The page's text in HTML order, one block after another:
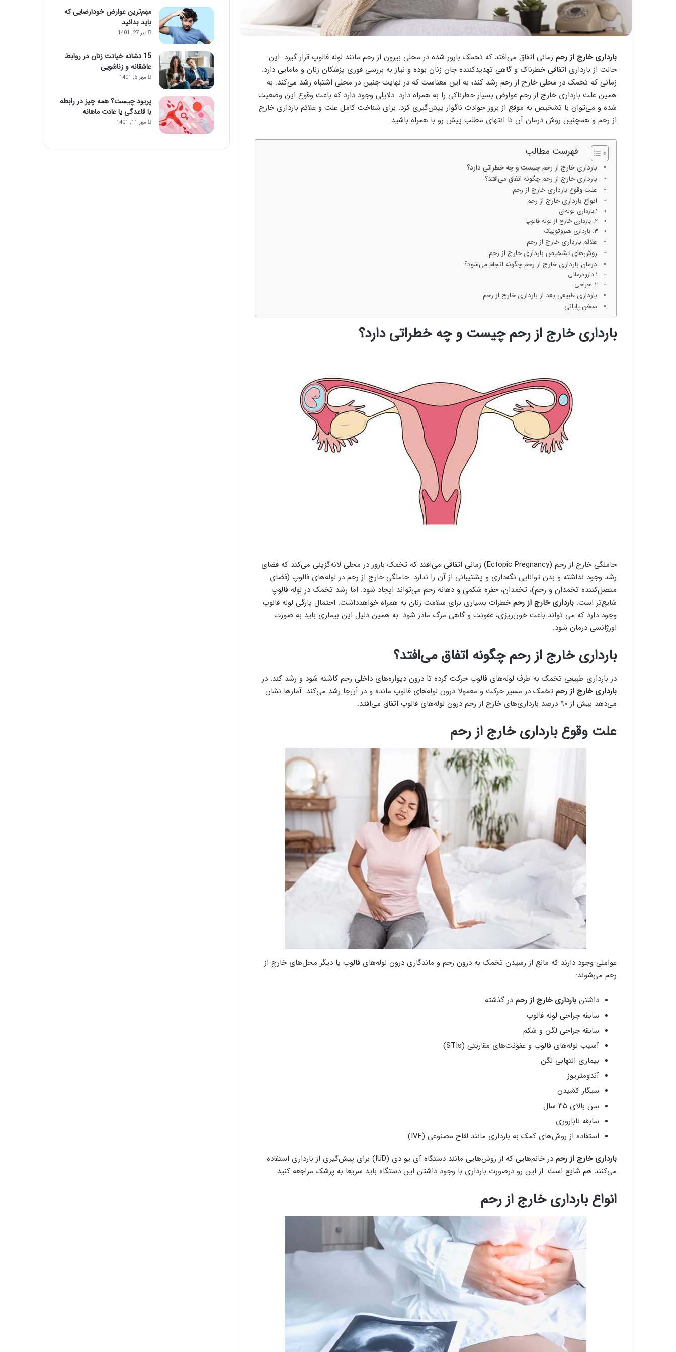
بارداری خارج از رحم زمانی اتفاق می‌افتد که تخمک بارور شده در محلی بیرون از رحم مانند لوله فالوپ قرار گیرد. این
حالت از بارداری اتفاقی خطرناک و گاهی تهدیدکننده جان زنان بوده و نیاز به بررسی فوری پزشکان زنان و مامایی دارد.
زمانی که تخمک در محلی خارج از رحم رشد کند، به این معناست که در نهایت جنین در محلی اشتباه رشد می‌کند. به
همین علت بارداری خارج از رحم عوارض بسیار خطرناکی را به همراه دارد. دلایلی وجود دارد که باعث وقوع این وضعیت
شده و می‌توان با تشخیص به موقع از بروز حوادث ناگوار پیش‌گیری کرد. برای شناخت کامل علت و علائم بارداری خارج
از رحم و همچنین روش درمان آن تا انتهای مطلب پیش رو با همراه باشید.
فهرست مطالب
بارداری خارج از رحم چیست و چه خطراتی دارد؟
بارداری خارج از رحم چگونه اتفاق می‌افتد؟
علت وقوع بارداری خارج از رحم
انواع بارداری خارج از رحم
۱.بارداری لوله‌ای
۲. بارداری خارج از لوله فالوپ
۳. بارداری هتروتوپیک
علائم بارداری خارج از رحم
روش‌های تشخیص بارداری خارج از رحم
درمان بارداری خارج از رحم چگونه انجام می‌شود؟
۱.دارودرمانی
۲. جراحی
بارداری طبیعی بعد از بارداری خارج از رحم
سخن پایانی
بارداری خارج از رحم چیست و چه خطراتی دارد؟
حاملگی خارج از رحم (Ectopic Pregnancy) زمانی اتفاقی می‌افتد که تخمک بارور در محلی لانه‌گزینی می‌کند که فضای
رشد وجود نداشته و بدن توانایی نگه‌داری و پشتیبانی از آن را ندارد. حاملگی خارج از رحم در لوله‌های فالوپ (فضای
متصل‌کننده تخمدان و رحم)، تخمدان، حفره شکمی و دهانه رحم می‌تواند ایجاد شود. اما رشد تخمک در لوله فالوپ
شایع‌تر است. بارداری خارج از رحمخطرات بسیاری برای سلامت زنان به همراه خواهدداشت. احتمال پارگی لوله فالوپ
وجود دارد که می تواند باعث خون‌ریزی، عفونت و گاهی مرگ مادر شود. به همین دلیل این بیماری باید به صورت
اورژانسی درمان ‌شود.
بارداری خارج از رحم چگونه اتفاق می‌افتد؟
در بارداری طبیعی تخمک به طرف لوله‌های فالوپ حرکت کرده تا درون دیواره‌های داخلی رحم کاشته شود و رشد کند. در
بارداری خارج از رحم تخمک در مسیر حرکت و معمولا درون لوله‌های فالوپ مانده و در آن‌جا رشد می‌کند. آمارها نشان
می‌دهد بیش از ۹۰ درصد بارداری‌های خارج از رحم درون لوله‌های فالوپ اتفاق می‌افتد.
علت وقوع بارداری خارج از رحم
عواملی وجود دارند که مانع از رسیدن تخمک به درون رحم و ماندگاری درون لوله‌های فالوپ یا دیگر محل‌های خارج از
رحم می‌شوند:
داشتن بارداری خارج از رحم در گذشته
سابقه جراحی لوله فالوپ
سابقه جراحی لگن و شکم
آسیب لوله‌های فالوپ و عفونت‌های مقاربتی (STIs)
بیماری التهابی لگن
آندومتریوز
سیگار کشیدن
سن بالای ۳۵ سال
سابقه ناباروری
استفاده از روش‌های کمک به بارداری مانند لقاح مصنوعی (IVF)
بارداری خارج از رحم
در خانم‌هایی که از روش‌هایی مانند دستگاه آی یو دی (IUD) برای پیش‌گیری از بارداری استفاده
می‌کنند هم شایع است. از این رو درصورت بارداری با وجود داشتن این دستگاه باید سریعا به پزشک مراجعه کنید.
انواع بارداری خارج از رحم
مهم‌ترین عوارض خودارضایی که
باید بدانید
تیر 27, 1401
15 نشانه خیانت زنان در روابط
عاشقانه و زناشویی
مهر 6, 1401
پریود چیست؟ همه چیز در رابطه
با قاعدگی یا عادت ماهانه
مهر 11, 1401